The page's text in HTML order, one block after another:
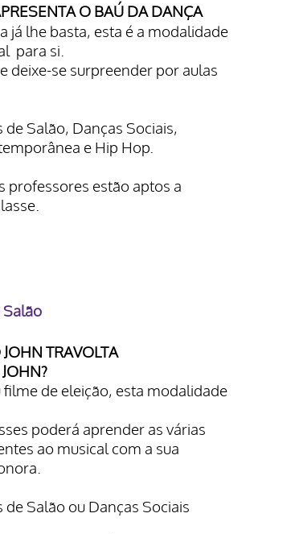
O BAÚ DA DANÇA
já lhe basta, esta é a modalidade
para si.
deixe-se surpreender por aulas
de Salão, Danças Sociais,
e Hip Hop.
professores estão aptos a
TRAVOLTA
filme de eleição, esta modalidade
poderá aprender as várias
ao musical com a sua
de Salão ou Danças Sociais